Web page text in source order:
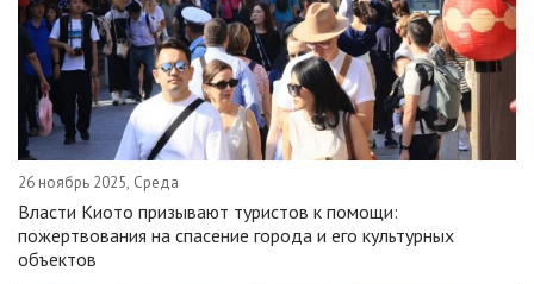
26 ноябрь 2025, Среда
Власти Киото призывают туристов к помощи:
пожертвования на спасение города и его культурных
объектов